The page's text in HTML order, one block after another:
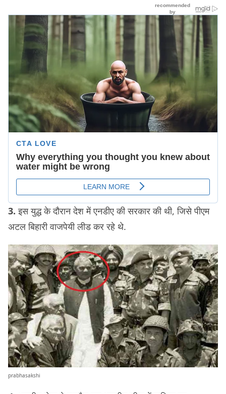
3. इस युद्ध के दौरान देश में एनडीए की सरकार की थी, जिसे पीएम
अटल बिहारी वाजपेयी लीड कर रहे थे.
prabhasakshi